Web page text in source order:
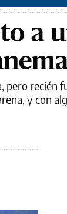
a
pero recién
y con